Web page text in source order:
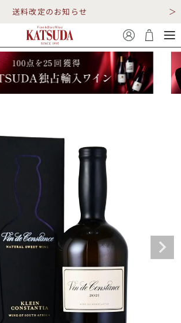
送料改定のお知らせ
ング ン
RP100
点
詳細検索する
勝田商店について
ギフトラッピング